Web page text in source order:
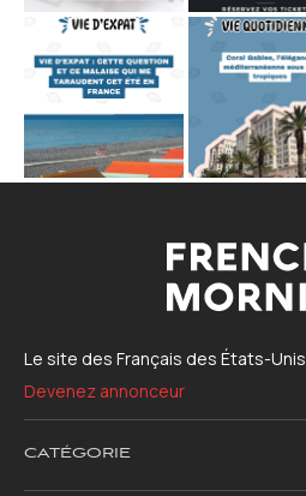
Le site des Français des États-Unis
Devenez annonceur
CATÉGORIE